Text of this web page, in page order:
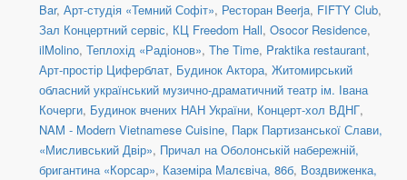
Bar, Арт-студія «Темний Софіт», Ресторан Beerja, FIFTY Club,
Зал Концертний сервіс, КЦ Freedom Hall, Osocor Residence,
ilMolino, Теплохід «Радіонов», The Time, Praktika restaurant,
Арт-простір Циферблат, Будинок Актора, Житомирський
обласний український музично-драматичний театр ім. Івана
Кочерги, Будинок вчених НАН України, Концерт-хол ВДНГ,
NAM - Modern Vietnamese Cuisine, Парк Партизанської Слави,
«Мисливський Двір», Причал на Оболонській набережній,
бригантина «Корсар», Каземіра Малєвіча, 86б, Воздвиженка,